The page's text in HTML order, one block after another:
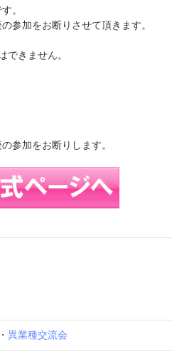
。
参加をお断りさせて頂きます。
できません。
参加をお断りします。
・ 異業種交流会